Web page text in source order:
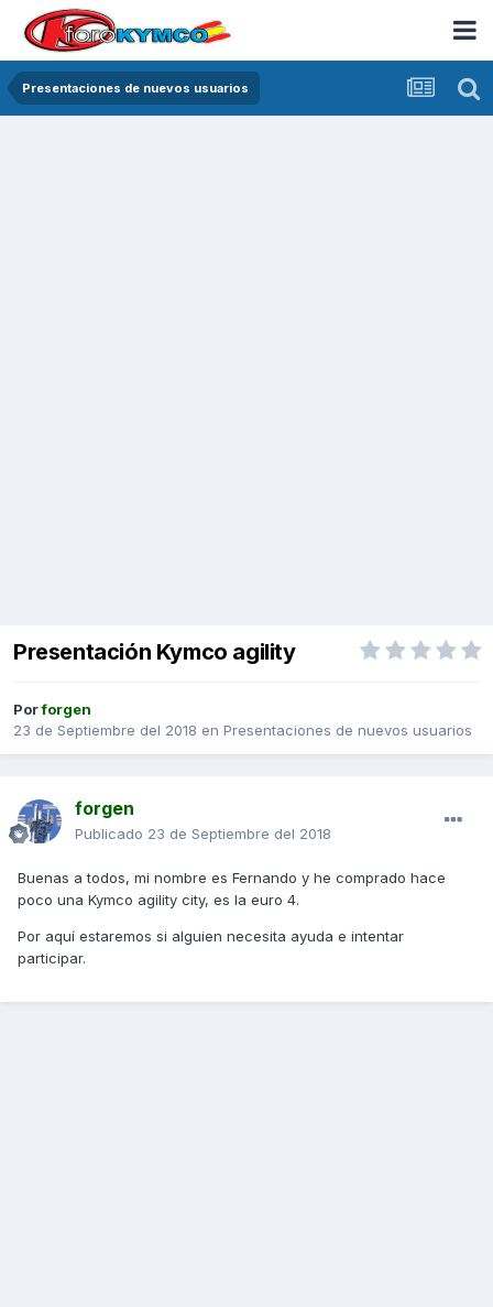
Presentaciones de nuevos usuarios
Presentación Kymco agility
Porforgen
23 de Septiembre del 2018 en Presentaciones de nuevos usuarios
forgen
Publicado 23 de Septiembre del 2018
Buenas a todos, mi nombre es Fernando y he comprado hace
poco una Kymco agility city, es la euro 4.
Por aquí estaremos si alguien necesita ayuda e intentar
participar.